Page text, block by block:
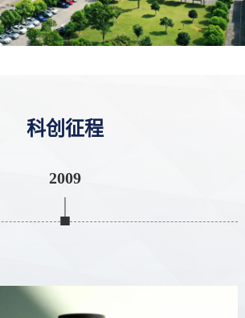
科创征程
2009